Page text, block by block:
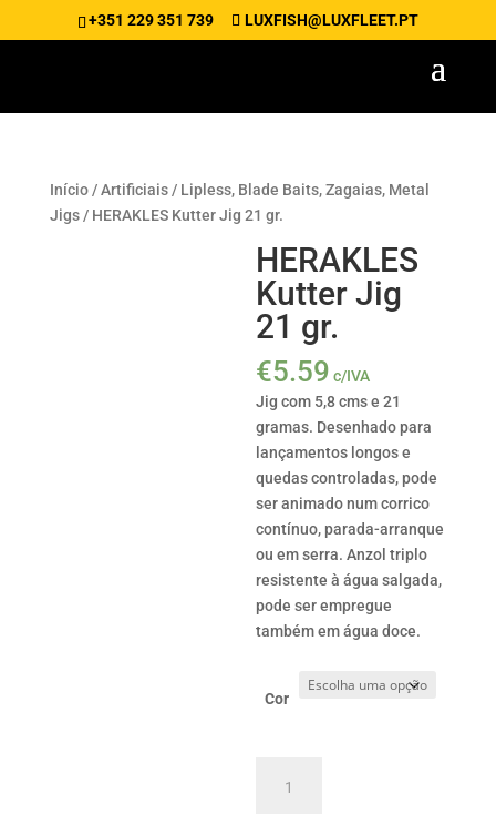
+351 229 351 739 LUXFISH@LUXFLEET.PT
Início/Artificiais/ Lipless, Blade Baits, Zagaias, Metal
Jigs/ HERAKLES Kutter Jig 21 gr.
HERAKLES
Kutter Jig
21 gr.
€5.59 c/IVA
Jig com 5,8 cms e 21
gramas. Desenhado para
lançamentos longos e
quedas controladas, pode
ser animado num corrico
contínuo, parada-arranque
ou em serra. Anzol triplo
resistente à água salgada,
pode ser empregue
também em água doce.
Cor